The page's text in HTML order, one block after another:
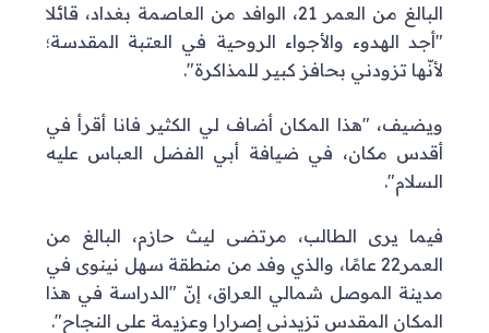
البالغ من العمر 21، الوافد من العاصمة بغداد، قائلا
"أجد الهدوء والأجواء الروحية في العتبة المقدسة؛
لأنّها تزودني بحافز كبير للمذاكرة".
ويضيف، "هذا المكان أضاف لي الكثير فانا أقرأ في
أقدس مكان، في ضيافة أبي الفضل العباس عليه
السلام".
فيما يرى الطالب، مرتضى ليث حازم، البالغ من
العمر22 عامًا، والذي وفد من منطقة سهل نينوى في
مدينة الموصل شمالي العراق، إنّ "الدراسة في هذا
المكان المقدس تزيدني إصرارا وعزيمة على النجاح".